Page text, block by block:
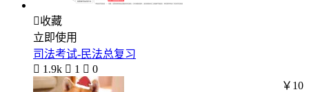
收藏
立即使用
司法考试-民法总复习
 1.9k  1  0
￥10